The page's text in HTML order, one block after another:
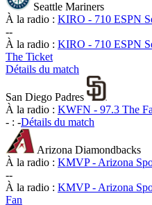
Seattle Mariners
À la radio : KIRO - 710 ESPN
--
À la radio : KIRO - 710 ESPN
The Ticket
Détails du match
San Diego Padres
À la radio : KWFN - 97.3 The
- : -Détails du match
Arizona Diamondbacks
À la radio : KMVP - Arizona
--
À la radio : KMVP - Arizona
Fan